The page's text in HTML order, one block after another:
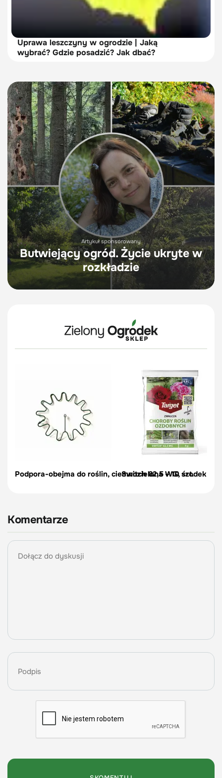
Uprawa leszczyny w ogrodzie | Jaką
wybrać? Gdzie posadzić? Jak dbać?
Artykuł sponsorowany
Butwiejący ogród. Życie ukryte w
rozkładzie
Podpora-obejma do roślin, ciemnozielona – 10 szt.
Switch 62,5 WG, środek
Komentarze